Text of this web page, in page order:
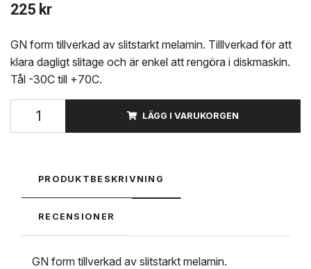
225 kr
GN form tillverkad av slitstarkt melamin. Tilllverkad för att
klara dagligt slitage och är enkel att rengöra i diskmaskin.
Tål -30C till +70C.
LÄGG I VARUKORGEN
PRODUKTBESKRIVNING
RECENSIONER
GN form tillverkad av slitstarkt melamin.